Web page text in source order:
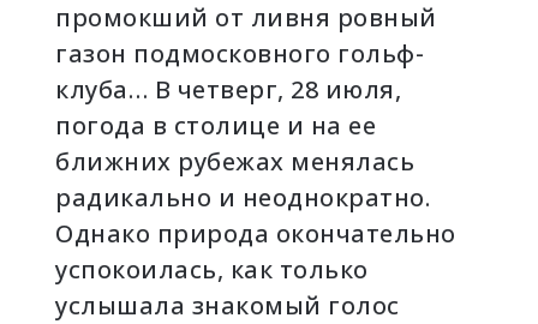
промокший от ливня ровный
газон подмосковного гольф-
клуба… В четверг, 28 июля,
погода в столице и на ее
ближних рубежах менялась
радикально и неоднократно.
Однако природа окончательно
успокоилась, как только
услышала знакомый голос